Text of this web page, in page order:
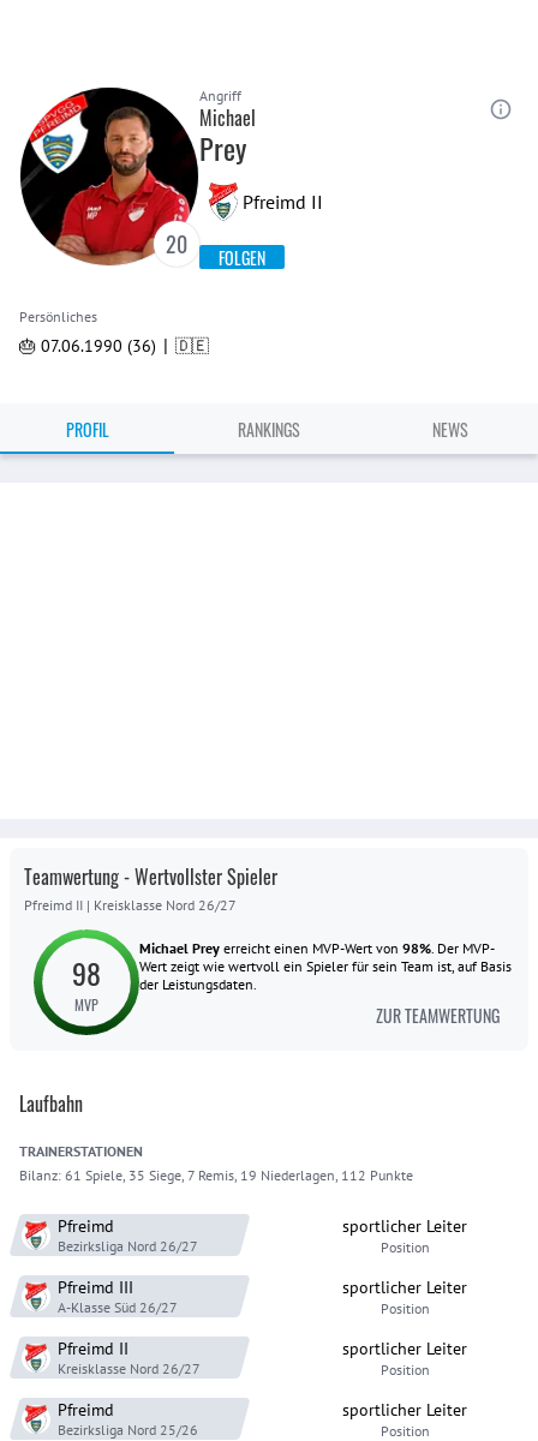
20
Angriff
Michael
Prey
Pfreimd II
FOLGEN
Persönliches
🎂 07.06.1990 (36) | 🇩🇪
PROFIL RANKINGS NEWS
Teamwertung - Wertvollster Spieler
Pfreimd II | Kreisklasse Nord 26/27
98
MVP
Michael Prey erreicht einen MVP-Wert von 98%. Der MVP-
Wert zeigt wie wertvoll ein Spieler für sein Team ist, auf Basis
der Leistungsdaten.
ZUR TEAMWERTUNG
Laufbahn
TRAINERSTATIONEN
Bilanz: 61 Spiele, 35 Siege, 7 Remis, 19 Niederlagen, 112 Punkte
Pfreimd
Bezirksliga Nord 26/27
sportlicher Leiter
Position
Pfreimd III
A-Klasse Süd 26/27
sportlicher Leiter
Position
Pfreimd II
Kreisklasse Nord 26/27
sportlicher Leiter
Position
Pfreimd
Bezirksliga Nord 25/26
sportlicher Leiter
Position